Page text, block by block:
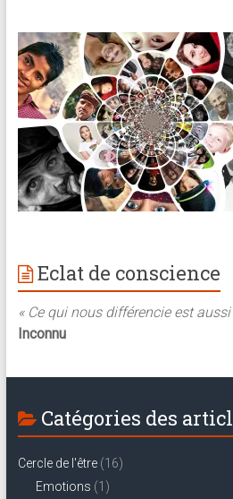
Eclat de conscience
« Ce qui nous différencie est
Inconnu
Catégories des
Cercle de l'être(16)
Emotions (1)